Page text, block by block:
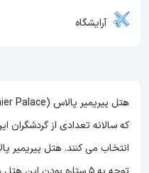
آرایشگاه
که سالانه تعدادی از گردشگران